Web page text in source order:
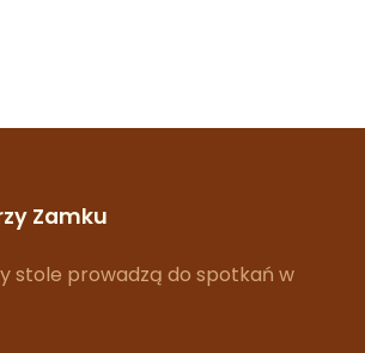
Zamku
stole prowadzą do spotkań w